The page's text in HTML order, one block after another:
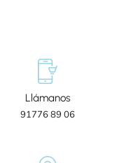
Llámanos
91776 89 06